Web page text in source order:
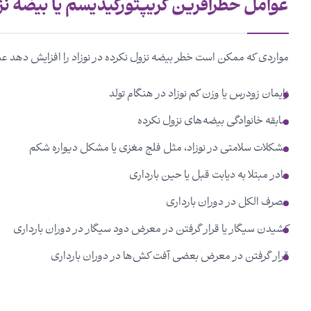
عوامل خطرآفرین کریپتورکیدیسم یا بیضه
مواردی که ممکن است خطر بیضه نزول نکرده در نوزاد را افزایش دهد
زایمان زودرس یا وزن کم نوزاد در هنگام تولد
سابقه خانوادگی بیضه‌های نزول نکرده
مشکلات سلامتی در نوزاد، مثل فلج مغزی یا مشکل دیواره شکم
مادر مبتلا به دیابت قبل یا حین بارداری
مصرف الکل در دوران بارداری
کشیدن سیگار یا قرار گرفتن در معرض دود سیگار در دوران بارداری
قرار گرفتن در معرض بعضی آفت کش‌ها در دوران بارداری